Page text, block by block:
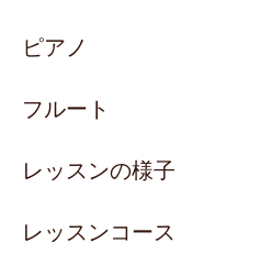
ピアノ
フルート
レッスンの様子
レッスンコース